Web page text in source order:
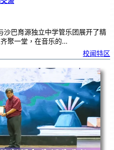
巴育源独立中学管乐团展开了精
聚一堂，在音乐的…
校闻特区